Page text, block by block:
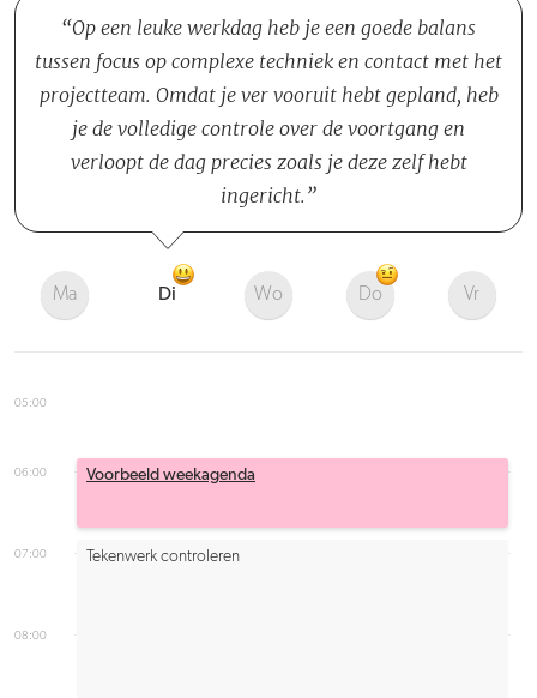
Op een leuke werkdag heb je een goede balans
tussen focus op complexe techniek en contact met het
projectteam. Omdat je ver vooruit hebt gepland, heb
je de volledige controle over de voortgang en
verloopt de dag precies zoals je deze zelf hebt
ingericht.
Ma Di Wo Do Vr
05:00
06:00
07:00
08:00
Voorbeeld weekagenda
Tekenwerk controleren